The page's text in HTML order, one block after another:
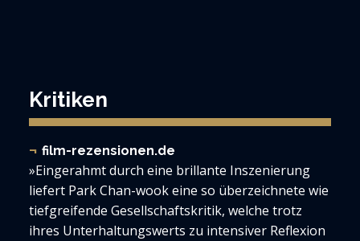
Kritiken
film-rezensionen.de
»Eingerahmt durch eine brillante Inszenierung
liefert Park Chan-wook eine so überzeichnete wie
tiefgreifende Gesellschaftskritik, welche trotz
ihres Unterhaltungswerts zu intensiver Reflexion